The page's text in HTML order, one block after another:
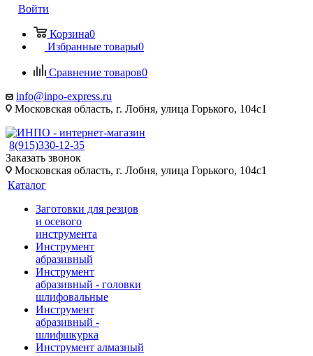
Войти
Корзина0
Избранные товары0
Сравнение товаров0
info@inpo-express.ru
Московская область, г. Лобня, улица Горького, 104с1
8(915)330-12-35
Заказать звонок
Московская область, г. Лобня, улица Горького, 104с1
Каталог
Заготовки для резцов
и осевого
инструмента
Инструмент
абразивный
Инструмент
абразивный - головки
шлифовальные
Инструмент
абразивный -
шлифшкурка
Инструмент алмазный